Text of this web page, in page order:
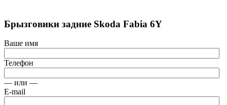
Брызговики задние Skoda Fabia 6Y
Ваше имя
Телефон
— или —
E-mail